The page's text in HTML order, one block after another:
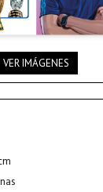
VER IMÁGENES